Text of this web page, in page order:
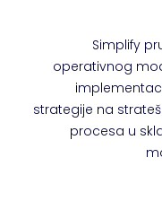
Simplify
operativnog
strategije na
procesa u